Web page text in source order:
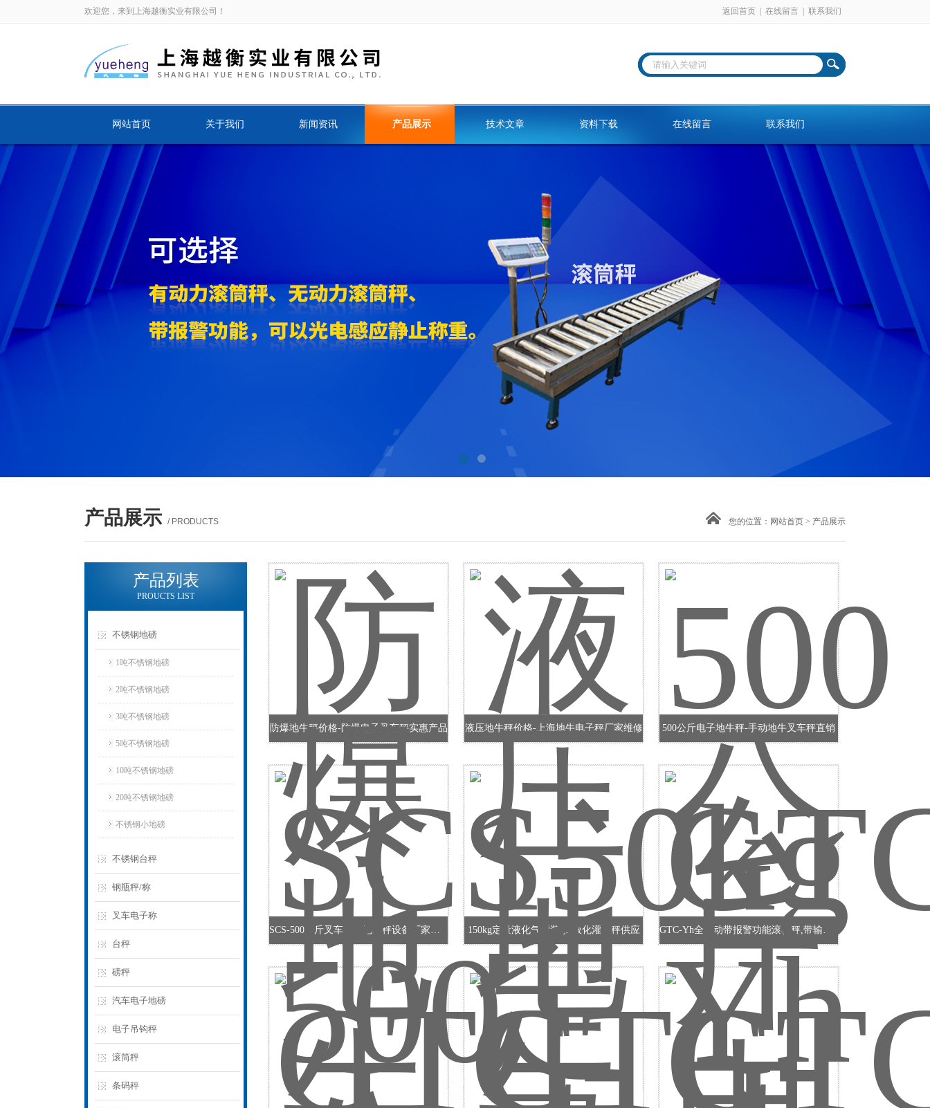
欢迎您，来到上海越衡实业有限公司！ 返回首页 在线留言 联系我们
网站首页 关于我们 新闻资讯 产品展示 技术文章 资料下载 在线留言 联系我们
产品展示 / PRODUCTS 您的位置： 网站首页 > 产品展示
产品列表
PROUCTS LIST
不锈钢地磅
1吨不锈钢地磅
2吨不锈钢地磅
3吨不锈钢地磅
5吨不锈钢地磅
10吨不锈钢地磅
20吨不锈钢地磅
不锈钢小地磅
不锈钢台秤
钢瓶秤/称
叉车电子称
台秤
磅秤
汽车电子地磅
电子吊钩秤
滚筒秤
条码秤
防爆地牛秤价格-防爆电子叉车秤实惠产品 液压地牛秤价格-上海地牛电子秤厂家维修 500公斤电子地牛秤-手动地牛叉车秤直销
SCS-500公斤叉车秤、地牛秤设备厂家销售 150kg定量液化气灌装泵/液化灌装秤供应 GTC-Yh全自动带报警功能滚轮秤,带输出控制滚轮秤